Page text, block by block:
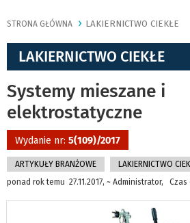
STRONA GŁÓWNA LAKIERNICTWO CIEKŁE
LAKIERNICTWO CIEKŁE
Systemy mieszane i
elektrostatyczne
Wydanie nr: 5(109)/2017
ARTYKUŁY BRANŻOWE
LAKIERNICTWO
ponad rok temu 27.11.2017, ~ Administrator,